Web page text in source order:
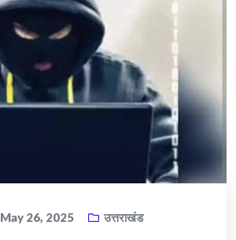
May 26, 2025 उत्तराखंड